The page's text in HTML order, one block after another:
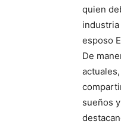
quien
esposo
De
sueños